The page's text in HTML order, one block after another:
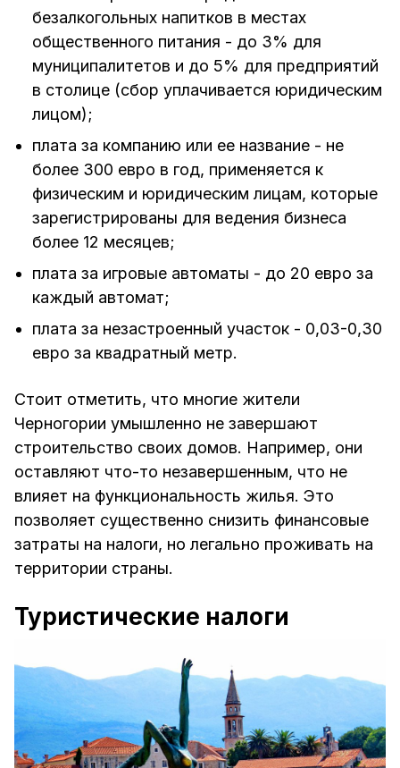
безалкогольных напитков в местах
общественного питания - до 3% для
муниципалитетов и до 5% для предприятий
в столице (сбор уплачивается юридическим
лицом);
плата за компанию или ее название - не
более 300 евро в год, применяется к
физическим и юридическим лицам, которые
зарегистрированы для ведения бизнеса
более 12 месяцев;
плата за игровые автоматы - до 20 евро за
каждый автомат;
плата за незастроенный участок - 0,03-0,30
евро за квадратный метр.
Стоит отметить, что многие жители
Черногории умышленно не завершают
строительство своих домов. Например, они
оставляют что-то незавершенным, что не
влияет на функциональность жилья. Это
позволяет существенно снизить финансовые
затраты на налоги, но легально проживать на
территории страны.
Туристические налоги